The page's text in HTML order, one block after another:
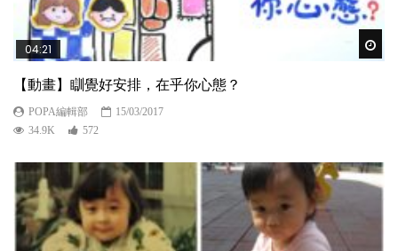
04:21
【動畫】瞓覺好安排，在乎你心態？
POPA編輯部
15/03/2017
34.9K
572